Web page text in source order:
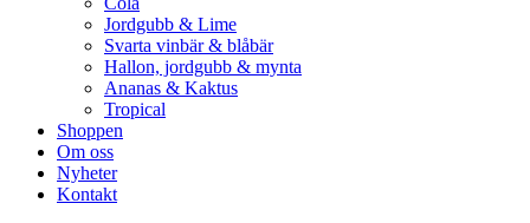
Jordgubb & Lime
Svarta vinbär & blåbär
Hallon, jordgubb & mynta
Ananas & Kaktus
Tropical
Shoppen
Om oss
Nyheter
Kontakt